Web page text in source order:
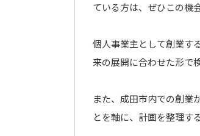
ている方は、ぜひこの機
個人事業主として創業す
来の展開に合わせた形で
また、成田市内での創業
とを軸に、計画を整理す